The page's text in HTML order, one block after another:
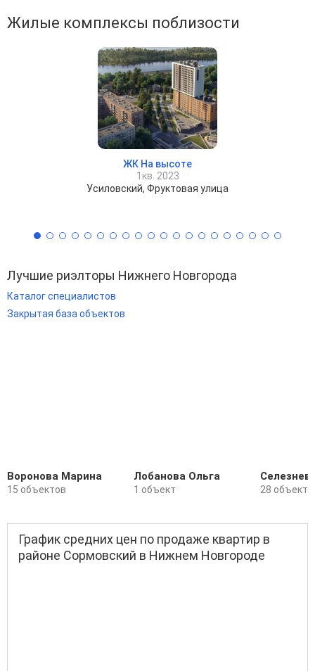
Жилые комплексы поблизости
ЖК На высоте
1кв. 2023
Усиловский, Фруктовая улица
Лучшие риэлторы Нижнего Новгорода
Каталог специалистов
Закрытая база объектов
Воронова Марина
15 объектов
Лобанова Ольга
1 объект
Селезнев
28
График средних цен по продаже квартир в
районе Сормовский в Нижнем Новгороде